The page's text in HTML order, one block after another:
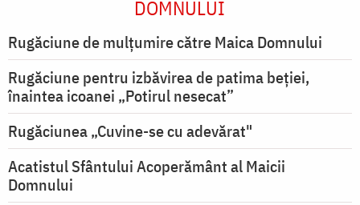
DOMNULUI
Rugăciune de mulţumire către Maica Domnului
Rugăciune pentru izbăvirea de patima beției,
înaintea icoanei „Potirul nesecat”
Rugăciunea „Cuvine-se cu adevărat"
Acatistul Sfântului Acoperământ al Maicii
Domnului